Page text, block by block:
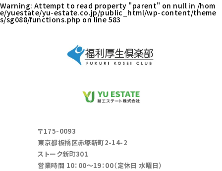
Warning: Attempt to read property "parent" on null in /hom
e/yuestate/yu-estate.co.jp/public_html/wp-content/theme
s/sg088/functions.php on line 583
〒175-0093
東京都板橋区赤塚新町2-14-2
ストーク新町301
営業時間 10：00～19：00（定休日 水曜日）